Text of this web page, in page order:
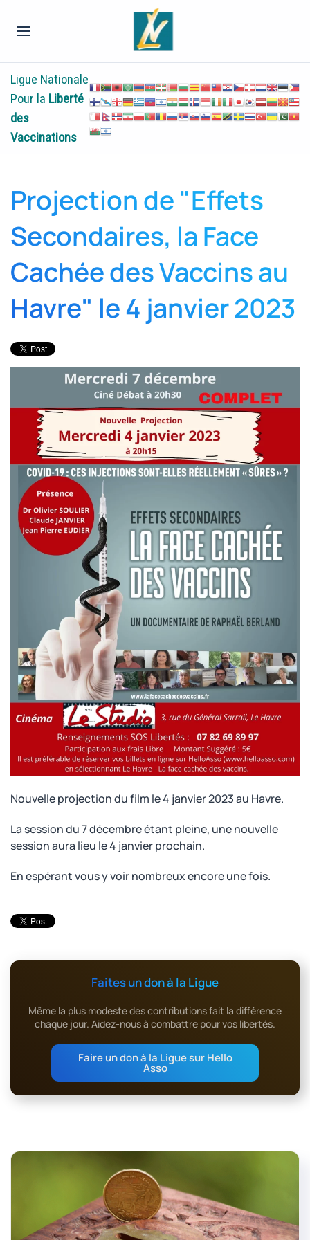
Ligue Nationale
Pour la Liberté
des
Vaccinations
Projection de "Effets
Secondaires, la Face
Cachée des Vaccins au
Havre" le 4 janvier 2023
Nouvelle projection du film le 4 janvier 2023 au Havre.
La session du 7 décembre étant pleine, une nouvelle
session aura lieu le 4 janvier prochain.
En espérant vous y voir nombreux encore une fois.
Faites un don à la Ligue
Même la plus modeste des contributions fait la différence
chaque jour. Aidez-nous à combattre pour vos libertés.
Faire un don à la Ligue sur Hello
Asso